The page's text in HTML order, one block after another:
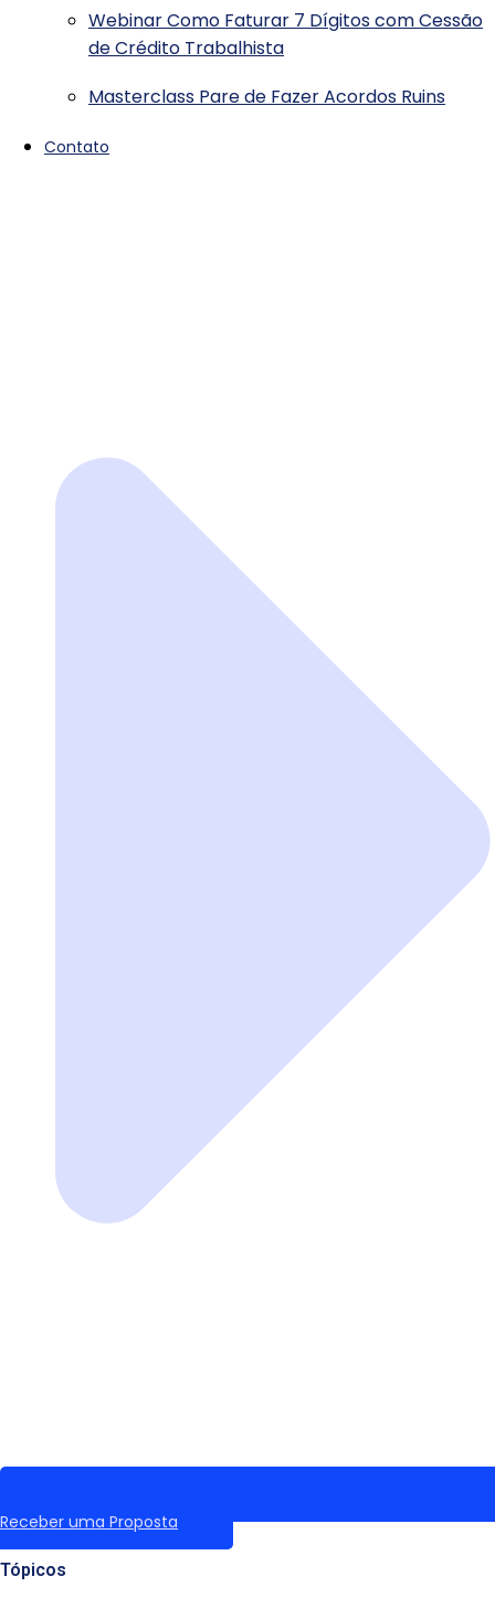
Webinar Como Faturar 7 Dígitos com Cessão
de Crédito Trabalhista
Masterclass Pare de Fazer Acordos Ruins
Contato
Receber uma Proposta
Tópicos